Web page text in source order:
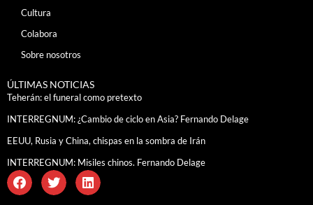
Cultura
Colabora
Sobre nosotros
ÚLTIMAS NOTICIAS
Teherán: el funeral como pretexto
INTERREGNUM: ¿Cambio de ciclo en Asia? Fernando Delage
EEUU, Rusia y China, chispas en la sombra de Irán
INTERREGNUM: Misiles chinos. Fernando Delage